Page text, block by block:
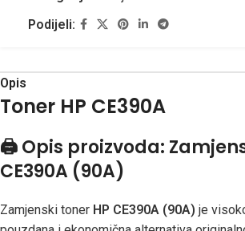
Podijeli:
Opis
Toner HP CE390A
🖨️Opis proizvoda:
CE390A (90A)
Zamjenski toner HP CE390A (90A) je